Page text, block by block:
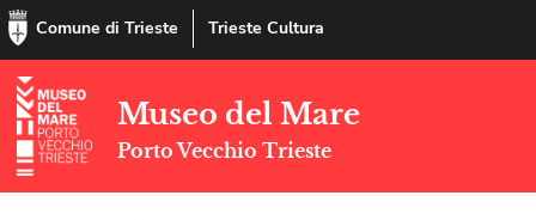
Comune di Trieste Trieste Cultura
Museo del Mare
Porto Vecchio Trieste